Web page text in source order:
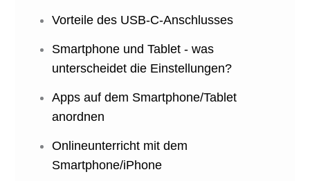
Vorteile des USB-C-Anschlusses
Smartphone und Tablet - was
unterscheidet die Einstellungen?
Apps auf dem Smartphone/Tablet
anordnen
Onlineunterricht mit dem
Smartphone/iPhone